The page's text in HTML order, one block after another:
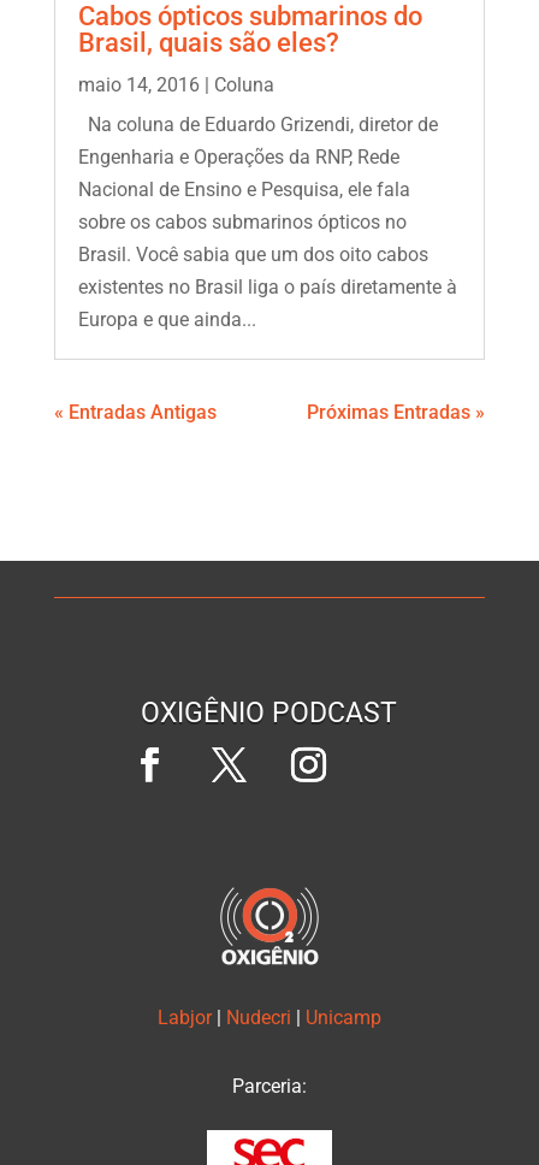
Cabos ópticos submarinos do
Brasil, quais são eles?
maio 14, 2016| Coluna
Na coluna de Eduardo Grizendi, diretor de
Engenharia e Operações da RNP, Rede
Nacional de Ensino e Pesquisa, ele fala
sobre os cabos submarinos ópticos no
Brasil. Você sabia que um dos oito cabos
existentes no Brasil liga o país diretamente à
Europa e que ainda...
« Entradas Antigas Próximas Entradas »
OXIGÊNIO PODCAST
Labjor | Nudecri | Unicamp
Parceria: